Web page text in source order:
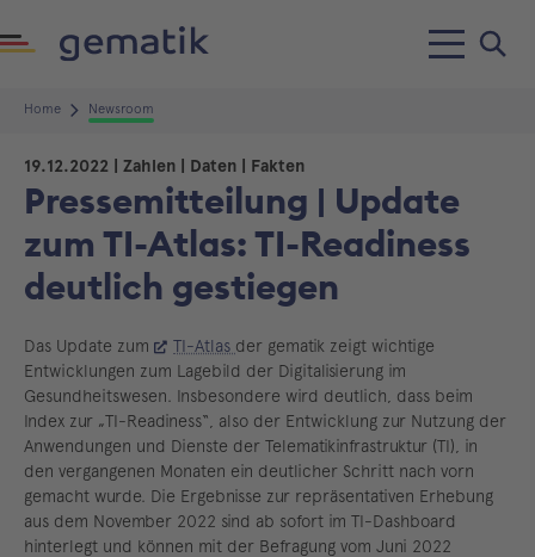
Home Newsroom
19.12.2022 | Zahlen | Daten | Fakten
Pressemitteilung | Update
zum TI-Atlas: TI-Readiness
deutlich gestiegen
Das Update zum TI-Atlas der gematik zeigt wichtige
Entwicklungen zum Lagebild der Digitalisierung im
Gesundheitswesen. Insbesondere wird deutlich, dass beim
Index zur „TI-Readiness“, also der Entwicklung zur Nutzung der
Anwendungen und Dienste der Telematikinfrastruktur (TI), in
den vergangenen Monaten ein deutlicher Schritt nach vorn
gemacht wurde. Die Ergebnisse zur repräsentativen Erhebung
aus dem November 2022 sind ab sofort im TI-Dashboard
hinterlegt und können mit der Befragung vom Juni 2022